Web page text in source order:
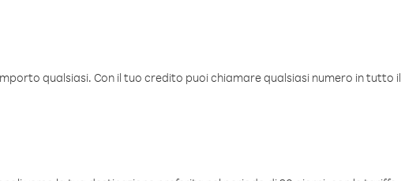
qualsiasi. Con il tuo credito puoi chiamare qualsiasi numero in tutto il